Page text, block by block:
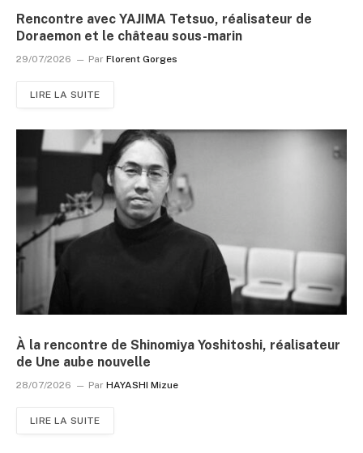
Rencontre avec YAJIMA Tetsuo, réalisateur de
Doraemon et le château sous-marin
29/07/2026 Par Florent Gorges
LIRE LA SUITE
À la rencontre de Shinomiya Yoshitoshi, réalisateur
de Une aube nouvelle
28/07/2026 Par HAYASHI Mizue
LIRE LA SUITE